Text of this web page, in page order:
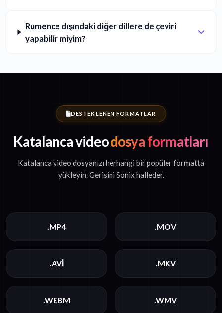
Rumence dışındaki diğer dillere de çeviri
yapabilir miyim?
DESTEKLENEN FORMATLAR
Katalanca videodosya formatları
Katalanca video dosyanızı herhangi bir popüler formatta
yükleyin. Gerisini Sonix halleder.
.MP4 .MOV
.AVI .MKV
.WEBM .WMV